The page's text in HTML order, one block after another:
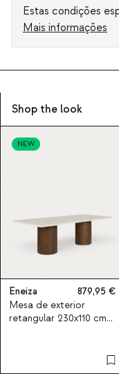
Estas condições
Mais informações
Shop the look
NEW
Eneiza
879,95
Mesa de exterior
retangular 230x110 cm